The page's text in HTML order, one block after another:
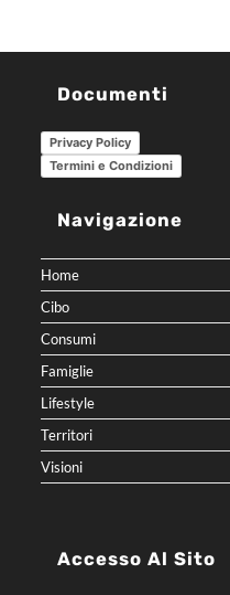
Documenti
Privacy Policy
Termini e Condizioni
Navigazione
Home
Cibo
Consumi
Famiglie
Lifestyle
Territori
Visioni
Accesso Al Sito